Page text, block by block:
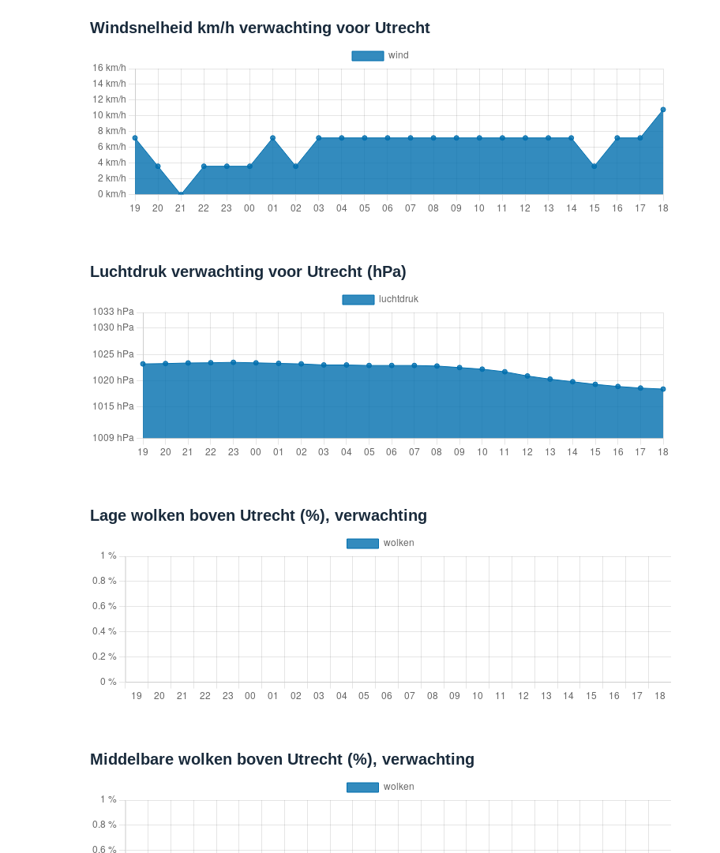
Windsnelheid km/h verwachting voor Utrecht
Luchtdruk verwachting voor Utrecht (hPa)
Lage wolken boven Utrecht (%), verwachting
Middelbare wolken boven Utrecht (%), verwachting